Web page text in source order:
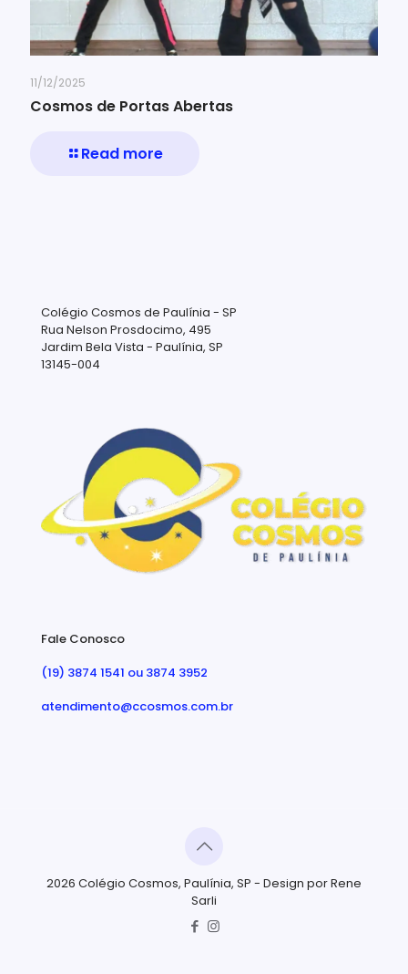
11/12/2025
Cosmos de Portas Abertas
Read more
Colégio Cosmos de Paulínia - SP
Rua Nelson Prosdocimo, 495
Jardim Bela Vista - Paulínia, SP
13145-004
Fale Conosco
(19) 3874 1541 ou 3874 3952
atendimento@ccosmos.com.br
2026 Colégio Cosmos, Paulínia, SP - Design por Rene
Sarli